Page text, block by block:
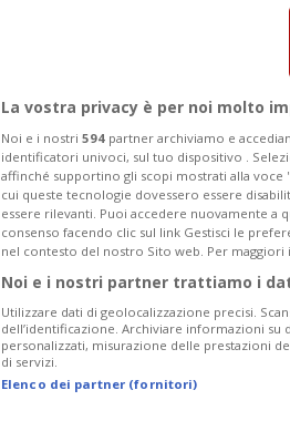
La vostra privacy è per noi molto
Noi e i nostri 594 partner archiviamo e
identificatori univoci, sul tuo dispositivo .
affinché supportino gli scopi mostrati alla
cui queste tecnologie dovessero essere
essere rilevanti. Puoi accedere nuovamente
consenso facendo clic sul link Gestisci le
nel contesto del nostro Sito web. Per
Noi e i nostri partner trattiamo i
Utilizzare dati di geolocalizzazione precisi.
dell’identificazione. Archiviare informazioni
personalizzati, misurazione delle prestazioni
di servizi.
Elenco dei partner (fornitori)